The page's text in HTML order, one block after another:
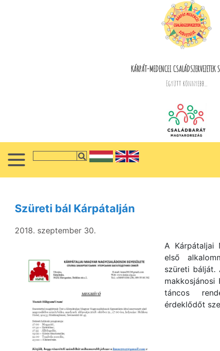
KÁRPÁT-MEDENCEI CSALÁDSZERVEZETEK
Együtt könnyebb...
Szüreti bál Kárpátalján
2018. szeptember 30.
A Kárpátaljai
első
szüreti bálját.
makkosjánosi
táncos
érdeklődőt